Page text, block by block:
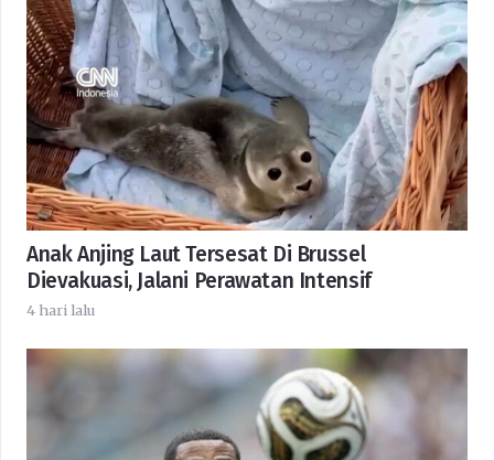
Anak Anjing Laut Tersesat Di Brussel
Dievakuasi, Jalani Perawatan Intensif
4 hari lalu